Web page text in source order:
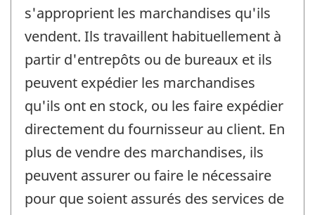
s'approprient les marchandises qu'ils
vendent. Ils travaillent habituellement à
partir d'entrepôts ou de bureaux et ils
peuvent expédier les marchandises
qu'ils ont en stock, ou les faire expédier
directement du fournisseur au client. En
plus de vendre des marchandises, ils
peuvent assurer ou faire le nécessaire
pour que soient assurés des services de